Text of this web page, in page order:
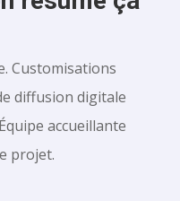
Customisations
diffusion digitale
accueillante
projet.